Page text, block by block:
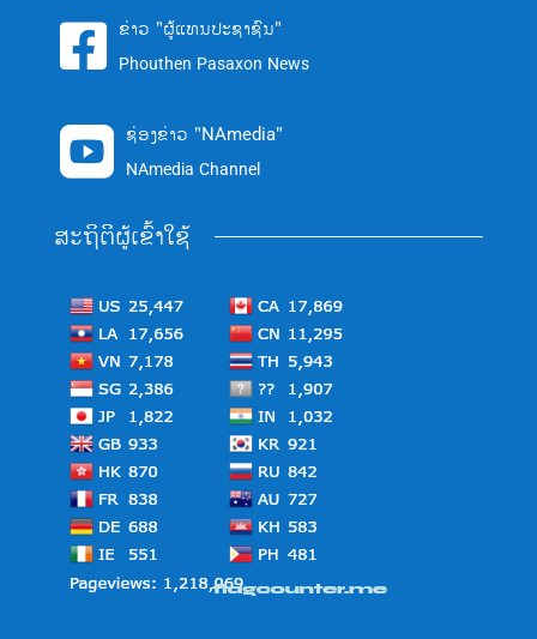
 ຂ່າວ "ຜູ້ແທນປະຊາຊົນ"
Phouthen Pasaxon News
 ຊ່ອງຂ່າວ "NAmedia"
NAmedia Channel
ສະຖິຕິຜູ້ເຂົ້າໃຊ້